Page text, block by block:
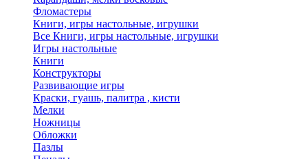
Фломастеры
Книги, игры настольные, игрушки
Все Книги, игры настольные, игрушки
Игры настольные
Книги
Конструкторы
Развивающие игры
Краски, гуашь, палитра , кисти
Мелки
Ножницы
Обложки
Пазлы